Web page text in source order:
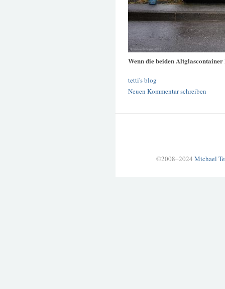
Wenn die beiden Altglascontainer
tetti's blog
Neuen Kommentar schreiben
©2008–2024 Michael